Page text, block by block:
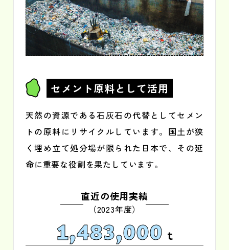
セメント原料として活用
天然の資源である石灰石の代替としてセメン
トの原料にリサイクルしています。国土が狭
く埋め立て処分場が限られた日本で、その延
命に重要な役割を果たしています。
直近の使用実績
（2023年度）
1,483,000 t